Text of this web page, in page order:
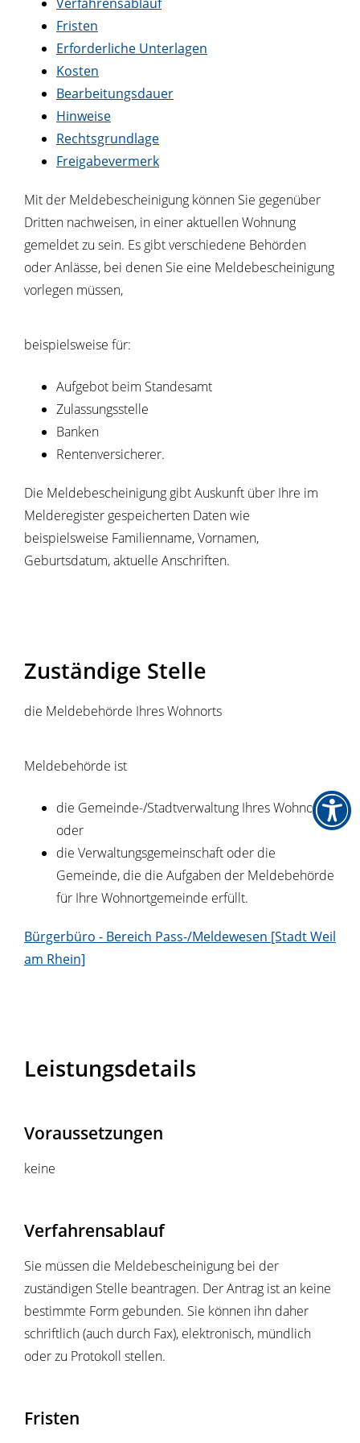
Fristen
Erforderliche Unterlagen
Kosten
Bearbeitungsdauer
Hinweise
Rechtsgrundlage
Freigabevermerk
Mit der Meldebescheinigung können Sie gegenüber
Dritten nachweisen, in einer aktuellen Wohnung
gemeldet zu sein. Es gibt verschiedene Behörden
oder Anlässe, bei denen Sie eine Meldebescheinigung
vorlegen müssen,
beispielsweise für:
Aufgebot beim Standesamt
Zulassungsstelle
Banken
Rentenversicherer.
Die Meldebescheinigung gibt Auskunft über Ihre im
Melderegister gespeicherten Daten wie
beispielsweise Familienname, Vornamen,
Geburtsdatum, aktuelle Anschriften.
Zuständige Stelle
die Meldebehörde Ihres Wohnorts
Meldebehörde ist
die Gemeinde-/Stadtverwaltung Ihres Wohnortes
oder
die Verwaltungsgemeinschaft oder die
Gemeinde, die die Aufgaben der Meldebehörde
für Ihre Wohnortgemeinde erfüllt.
Bürgerbüro - Bereich Pass-/Meldewesen [Stadt Weil
am Rhein]
Leistungsdetails
Voraussetzungen
keine
Verfahrensablauf
Sie müssen die Meldebescheinigung bei der
zuständigen Stelle beantragen. Der Antrag ist an keine
bestimmte Form gebunden. Sie können ihn daher
schriftlich (auch durch Fax), elektronisch, mündlich
oder zu Protokoll stellen.
Fristen